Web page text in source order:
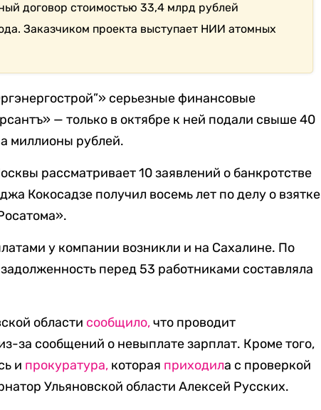
договор стоимостью 33,4 млрд рублей
Заказчиком проекта выступает НИИ атомных
серьезные финансовые
— только в октябре к ней подали свыше 40
миллионы рублей.
рассматривает 10 заявлений о банкротстве
Кокосадзе получил восемь лет по делу о взятке
у компании возникли и на Сахалине. По
перед 53 работниками составляла
области сообщило,что проводит
за сообщений о невыплате зарплат. Кроме того,
и прокуратура, которая приходила с проверкой
Ульяновской области Алексей Русских.